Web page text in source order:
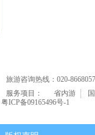
旅游咨询热线：020-
服务项目：
省内游
粤ICP备09165496号-1